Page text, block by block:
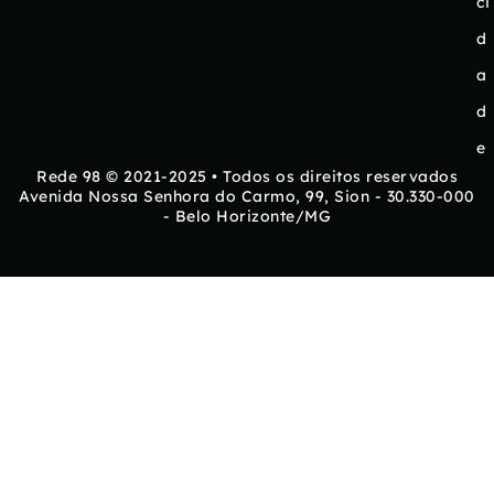
d
a
d
e
Rede 98 © 2021-2025 • Todos os direitos reservados
Avenida Nossa Senhora do Carmo, 99, Sion - 30.330-000
- Belo Horizonte/MG